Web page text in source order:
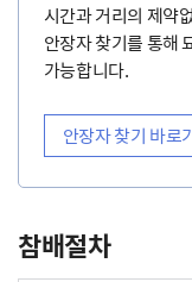
시간과 거리의 제약
안장자 찾기를 통해
가능합니다.
안장자 찾기 바로
참배절차